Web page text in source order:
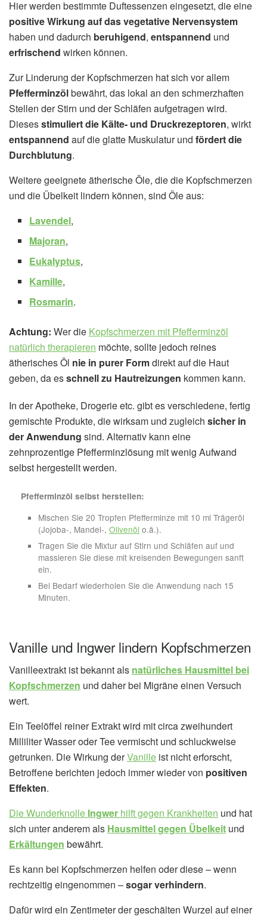
Hier werden bestimmte Duftessenzen eingesetzt, die eine
positive Wirkung auf das vegetative Nervensystem
haben und dadurch beruhigend, entspannend und
erfrischend wirken können.
Zur Linderung der Kopfschmerzen hat sich vor allem
Pfefferminzölbewährt, das lokal an den schmerzhaften
Stellen der Stirn und der Schläfen aufgetragen wird.
Diesesstimuliert die Kälte- und Druckrezeptoren, wirkt
entspannend auf die glatte Muskulatur und fördert die
Durchblutung.
Weitere geeignete ätherische Öle, die die Kopfschmerzen
und die Übelkeit lindern können, sind Öle aus:
Lavendel,
Majoran,
Eukalyptus,
Kamille,
Rosmarin.
Achtung: Wer die Kopfschmerzen mit Pfefferminzöl
natürlich therapieren möchte, sollte jedoch reines
ätherisches Öl nie in purer Formdirekt auf die Haut
geben, da esschnell zu Hautreizungen kommen kann.
In der Apotheke, Drogerie etc. gibt es verschiedene, fertig
gemischte Produkte, die wirksam und zugleich sicher in
der Anwendung sind. Alternativ kann eine
zehnprozentige Pfefferminzlösung mit wenig Aufwand
selbst hergestellt werden.
Pfefferminzöl selbst herstellen:
Mischen Sie 20 Tropfen Pfefferminze mit 10 ml Trägeröl
(Jojoba-, Mandel-,Olivenöl o.ä.).
Tragen Sie die Mixtur auf Stirn und Schläfen auf und
massieren Sie diese mit kreisenden Bewegungen sanft
ein.
Bei Bedarf wiederholen Sie die Anwendung nach 15
Minuten.
Vanille und Ingwer lindern Kopfschmerzen
Vanilleextrakt ist bekannt als natürliches Hausmittel bei
Kopfschmerzen und daher bei Migräne einen Versuch
wert.
Ein Teelöffel reiner Extrakt wird mit circa zweihundert
Milliliter Wasser oder Tee vermischt und schluckweise
getrunken. Die Wirkung derVanille ist nicht erforscht,
Betroffene berichten jedoch immer wieder von positiven
Effekten.
Die Wunderknolle Ingwer hilft gegen Krankheiten und hat
sich unter anderem als Hausmittel gegen Übelkeit und
Erkältungen bewährt.
Es kann bei Kopfschmerzen helfen oder diese – wenn
rechtzeitig eingenommen –sogar verhindern.
Dafür wird ein Zentimeter der geschälten Wurzel auf einer